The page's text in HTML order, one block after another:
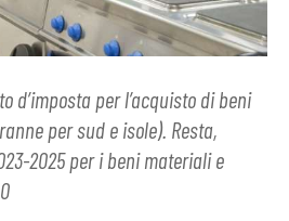
d’imposta per l’acquisto di beni
per sud e isole). Resta,
2025 per i beni materiali e